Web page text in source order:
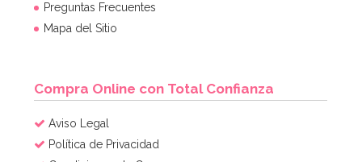
Preguntas Frecuentes
Mapa del Sitio
Compra Online con Total Confianza
Aviso Legal
Política de Privacidad